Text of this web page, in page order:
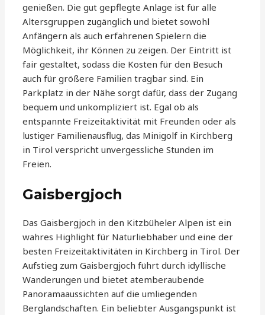
genießen. Die gut gepflegte Anlage ist für alle
Altersgruppen zugänglich und bietet sowohl
Anfängern als auch erfahrenen Spielern die
Möglichkeit, ihr Können zu zeigen. Der Eintritt ist
fair gestaltet, sodass die Kosten für den Besuch
auch für größere Familien tragbar sind. Ein
Parkplatz in der Nähe sorgt dafür, dass der Zugang
bequem und unkompliziert ist. Egal ob als
entspannte Freizeitaktivität mit Freunden oder als
lustiger Familienausflug, das Minigolf in Kirchberg
in Tirol verspricht unvergessliche Stunden im
Freien.
Gaisbergjoch
Das Gaisbergjoch in den Kitzbüheler Alpen ist ein
wahres Highlight für Naturliebhaber und eine der
besten Freizeitaktivitäten in Kirchberg in Tirol. Der
Aufstieg zum Gaisbergjoch führt durch idyllische
Wanderungen und bietet atemberaubende
Panoramaaussichten auf die umliegenden
Berglandschaften. Ein beliebter Ausgangspunkt ist